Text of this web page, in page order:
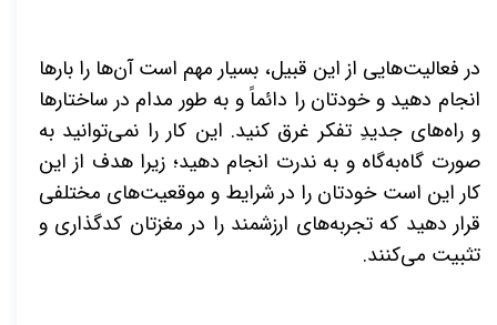
در فعالیت‌هایی از این قبیل، بسیار مهم است آن‌ها را بارها
انجام دهید و خودتان را دائماً و به طور مدام در ساختارها
و راه‌های جدیدِ تفکر غرق کنید. این کار را نمی‌توانید به
صورت گاه‌به‌گاه و به ندرت انجام دهید؛ زیرا هدف از این
کار این است خودتان را در شرایط و موقعیت‌های مختلفی
قرار دهید که تجربه‌های ارزشمند را در مغزتان کدگذاری و
تثبیت می‌کنند.